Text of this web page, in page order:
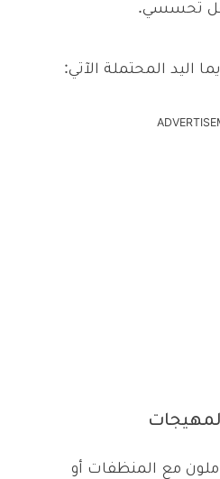
فعل تحسسي.
المحتملة الآتي:
مع المنظفات أو